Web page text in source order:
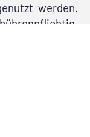
werden.